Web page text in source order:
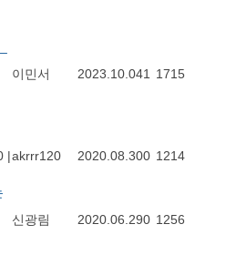
이민서 2023.10.041 1715
|akrrr120 2020.08.300 1214
신광림 2020.06.290 1256